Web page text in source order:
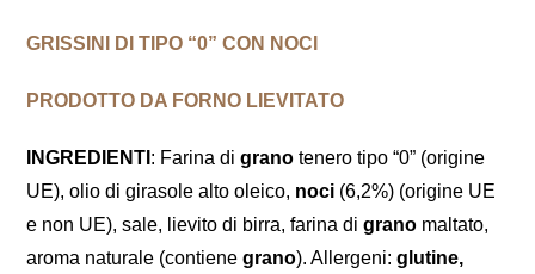
GRISSINI DI TIPO “0” CON NOCI
PRODOTTO DA FORNO LIEVITATO
INGREDIENTI : Farina digrano tenero tipo “0” (origine
UE), olio di girasole alto oleico, noci (6,2%) (origine UE
e non UE), sale, lievito di birra, farina digrano maltato,
aroma naturale (contienegrano). Allergeni:glutine,